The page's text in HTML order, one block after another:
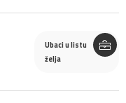
Ubaci u listu
želja